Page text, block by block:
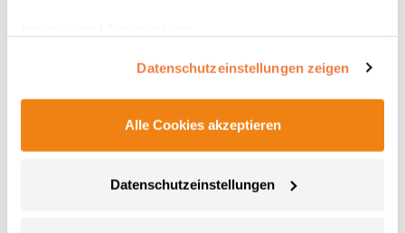
Datenschutzeinstellungen zeigen
Alle Cookies akzeptieren
Datenschutzeinstellungen